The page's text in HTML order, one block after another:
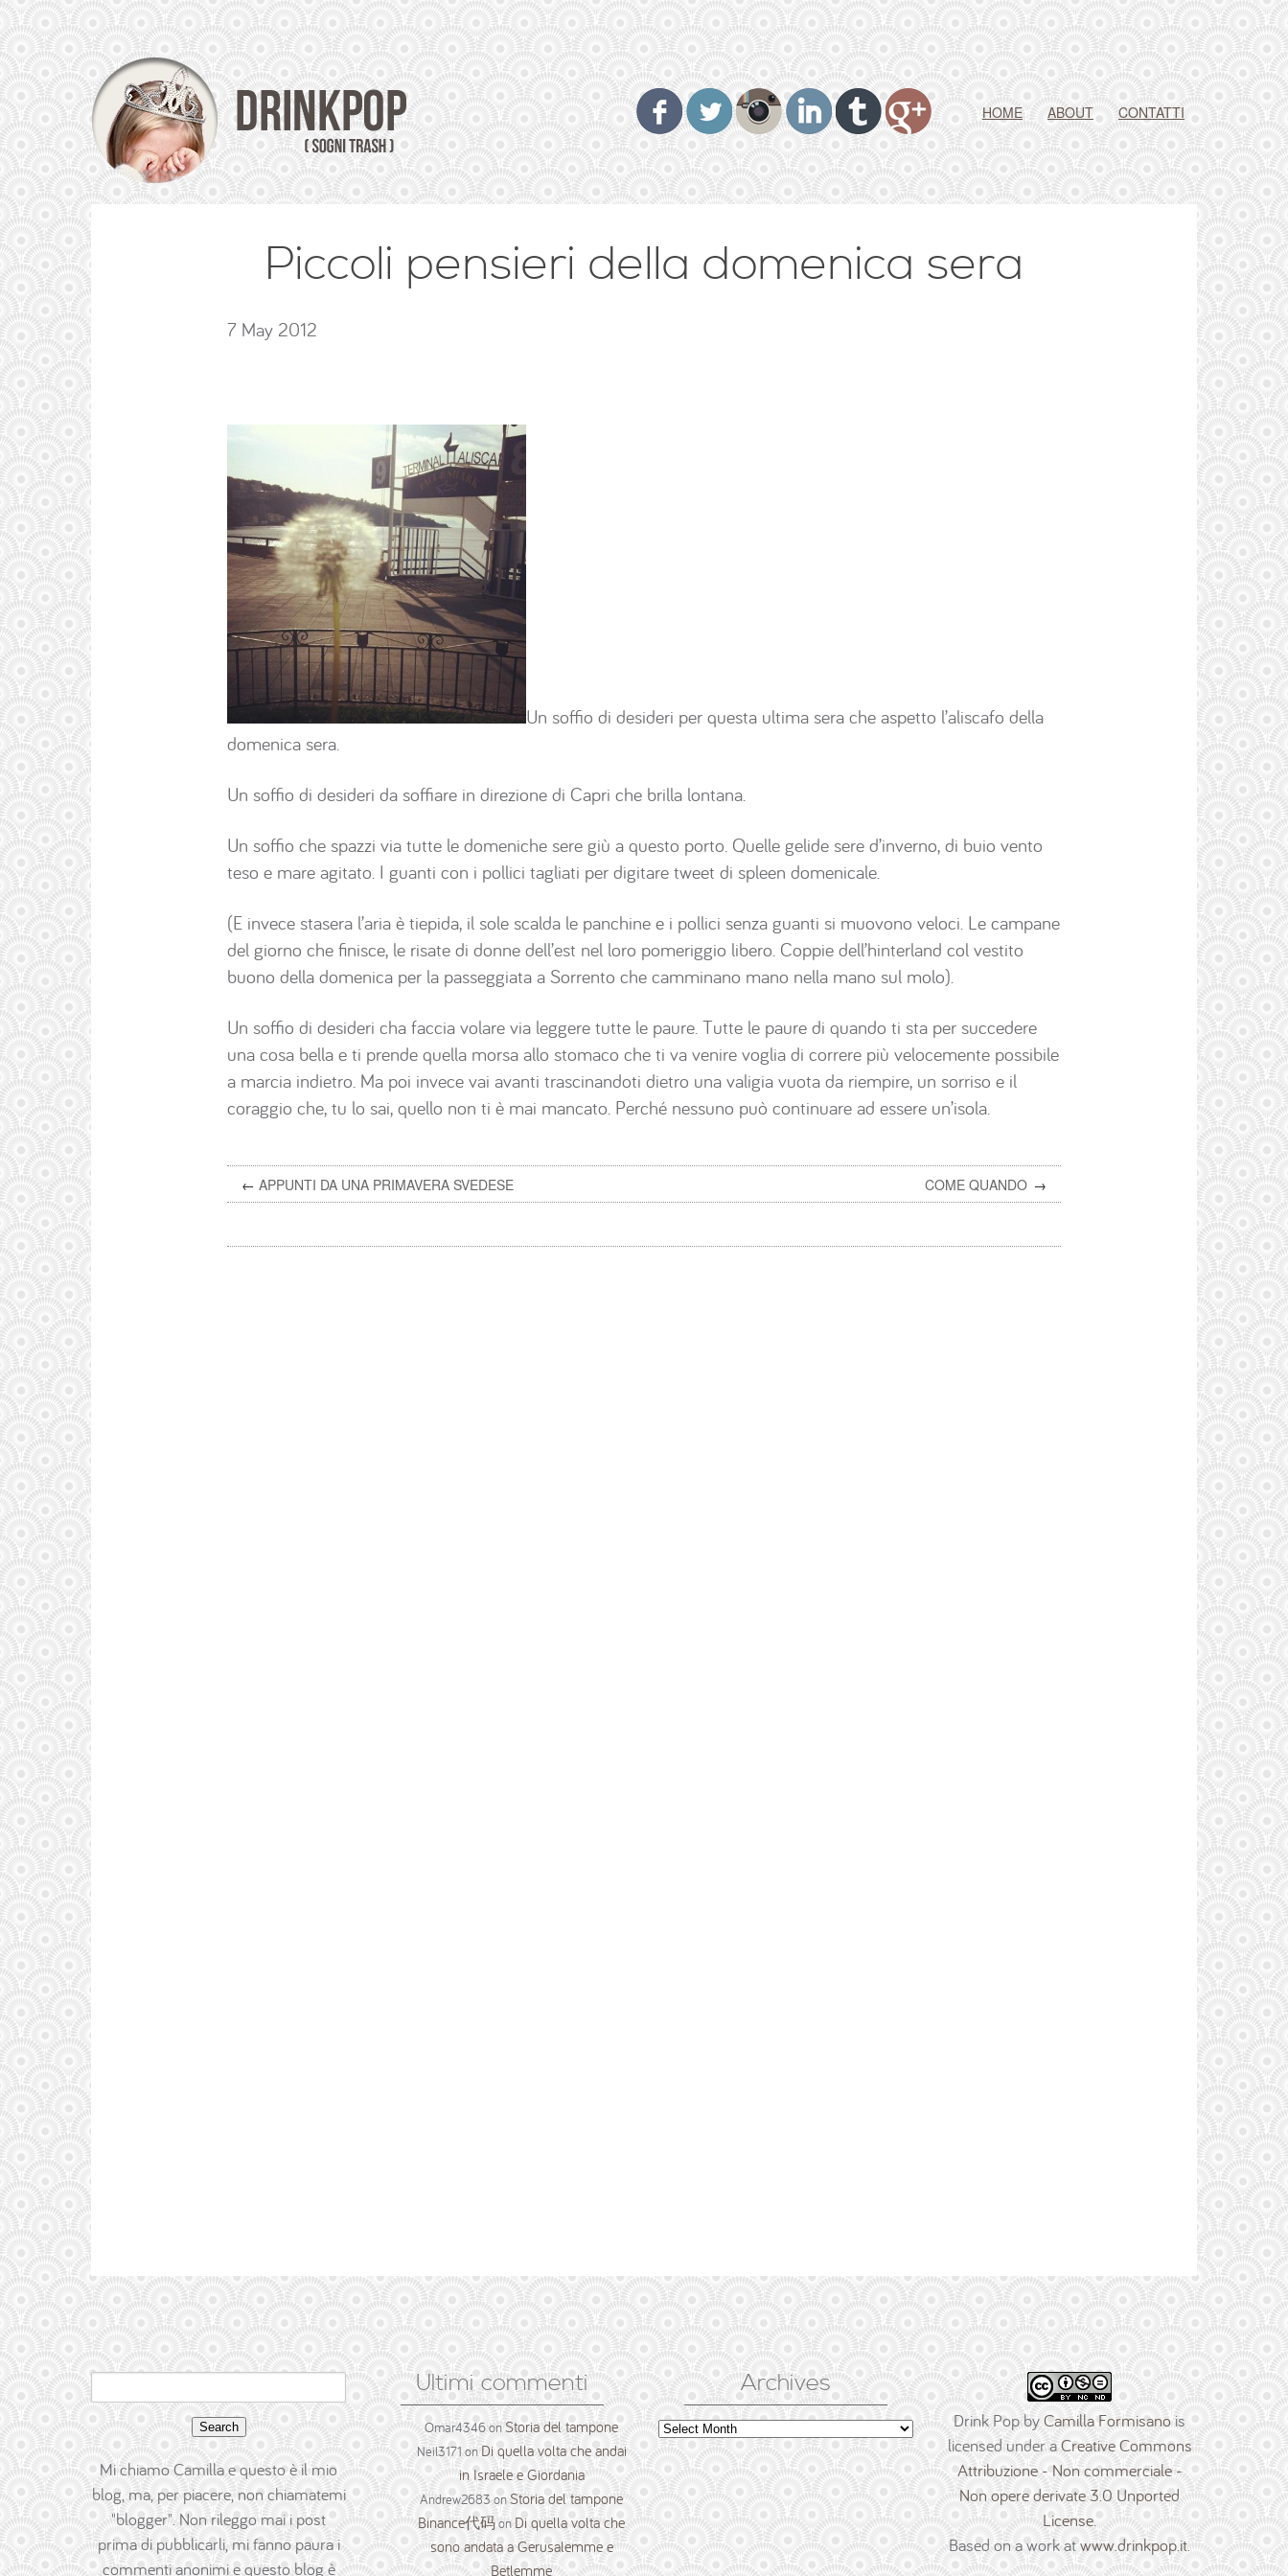
HOME ABOUT CONTATTI
Piccoli pensieri della domenica sera
7 May 2012
Un soffio di desideri per questa ultima sera che aspetto l’aliscafo della
domenica sera.
Un soffio di desideri da soffiare in direzione di Capri che brilla lontana.
Un soffio che spazzi via tutte le domeniche sere giù a questo porto. Quelle gelide sere d’inverno, di buio vento
teso e mare agitato. I guanti con i pollici tagliati per digitare tweet di spleen domenicale.
(E invece stasera l’aria è tiepida, il sole scalda le panchine e i pollici senza guanti si muovono veloci. Le campane
del giorno che finisce, le risate di donne dell’est nel loro pomeriggio libero. Coppie dell’hinterland col vestito
buono della domenica per la passeggiata a Sorrento che camminano mano nella mano sul molo).
Un soffio di desideri cha faccia volare via leggere tutte le paure. Tutte le paure di quando ti sta per succedere
una cosa bella e ti prende quella morsa allo stomaco che ti va venire voglia di correre più velocemente possibile
a marcia indietro. Ma poi invece vai avanti trascinandoti dietro una valigia vuota da riempire, un sorriso e il
coraggio che, tu lo sai, quello non ti è mai mancato. Perché nessuno può continuare ad essere un’isola.
← APPUNTI DA UNA PRIMAVERA SVEDESE COME QUANDO →
for:
Mi chiamo Camilla e questo è il mio
blog, ma, per piacere, non chiamatemi
"blogger". Non rileggo mai i post
prima di pubblicarli, mi fanno paura i
commenti anonimi e questo blog è
Ultimi commenti
Omar4346onStoria del tampone
Neil3171onDi quella volta che andai
in Israele e Giordania
Andrew2683onStoria del tampone
Binance代码onDi quella volta che
sono andata a Gerusalemme e
Betlemme
Archives
Archives Drink PopbyCamilla Formisanois
licensed under aCreative Commons
Attribuzione - Non commerciale -
Non opere derivate 3.0 Unported
License.
Based on a work atwww.drinkpop.it.